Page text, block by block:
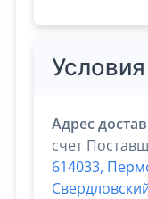
Адрес
счет
614033,